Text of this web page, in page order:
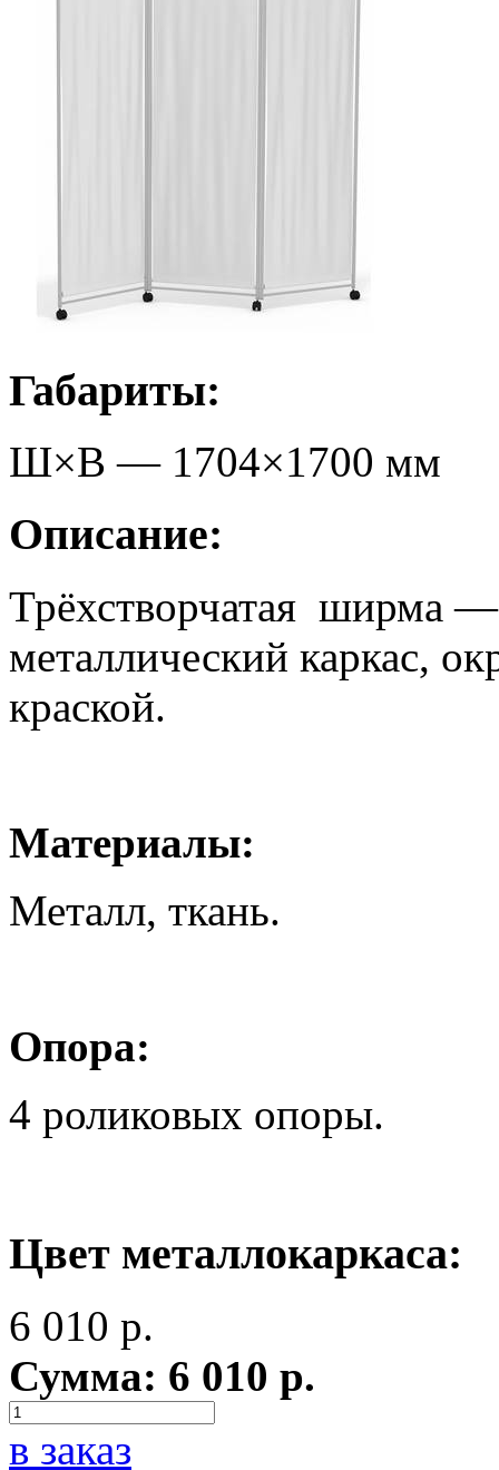
Габариты:
Ш×В — 1704×1700 мм
Описание:
Трёхстворчатая ширма
металлический каркас,
краской.
Материалы:
Металл, ткань.
Опора:
4 роликовых опоры.
Цвет металлокаркаса:
6 010 р.
Сумма: 6 010 р.
в заказ